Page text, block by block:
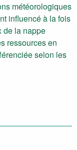
météorologiques
influencé à la fois
de la nappe
ressources en
selon les